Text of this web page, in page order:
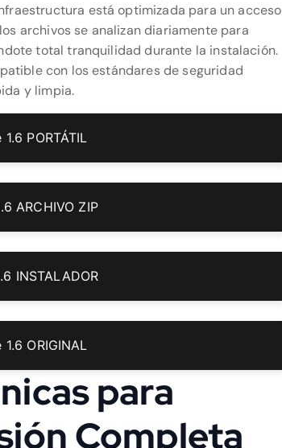
está optimizada para un acceso
archivos se analizan diariamente para
total tranquilidad durante la instalación.
con los estándares de seguridad
y limpia.
PORTÁTIL
ARCHIVO ZIP
INSTALADOR
ORIGINAL
para
Completa